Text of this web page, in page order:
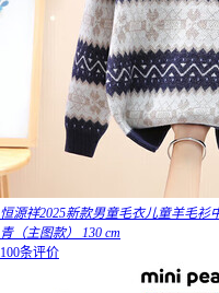
恒源祥2025新款男童毛衣儿童羊毛
青（主图款） 130 cm
100条评价